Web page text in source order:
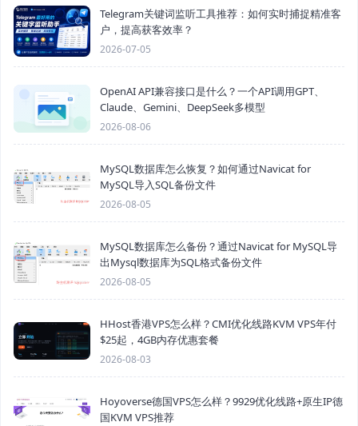
Telegram关键词监听工具推荐：如何实时捕捉精准客
户，提高获客效率？
2026-07-05
OpenAI API兼容接口是什么？一个API调用GPT、
Claude、Gemini、DeepSeek多模型
2026-08-06
MySQL数据库怎么恢复？如何通过Navicat for
MySQL导入SQL备份文件
2026-08-05
MySQL数据库怎么备份？通过Navicat for MySQL导
出Mysql数据库为SQL格式备份文件
2026-08-05
HHost香港VPS怎么样？CMI优化线路KVM VPS年付
$25起，4GB内存优惠套餐
2026-08-03
Hoyoverse德国VPS怎么样？9929优化线路+原生IP德
国KVM VPS推荐